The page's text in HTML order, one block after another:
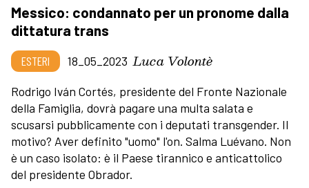
Messico: condannato per un pronome dalla
dittatura trans
ESTERI 18_05_2023 Luca Volontè
Rodrigo Iván Cortés, presidente del Fronte Nazionale
della Famiglia, dovrà pagare una multa salata e
scusarsi pubblicamente con i deputati transgender. Il
motivo? Aver definito "uomo" l'on. Salma Luévano. Non
è un caso isolato: è il Paese tirannico e anticattolico
del presidente Obrador.